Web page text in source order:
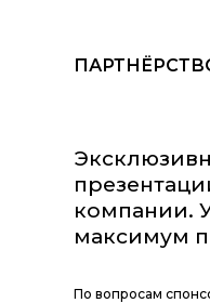
компании.
максимум
По вопросам